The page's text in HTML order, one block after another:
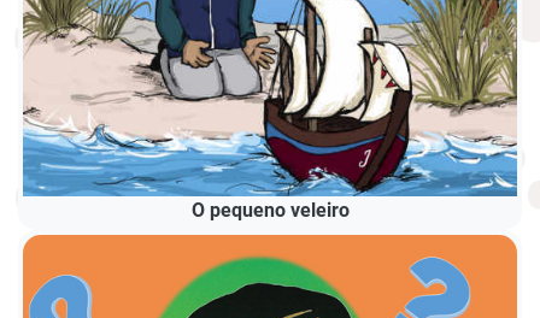
O pequeno veleiro